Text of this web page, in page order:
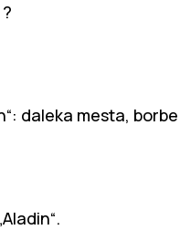
daleka mesta, borbe